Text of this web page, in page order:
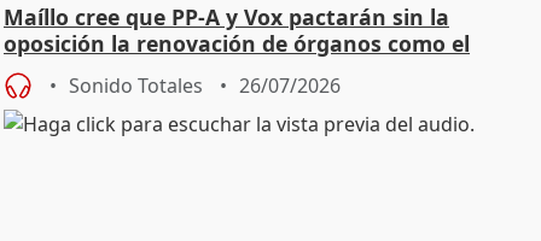
Maíllo cree que PP-A y Vox pactarán sin la
oposición la renovación de órganos como el
Defensor
Sonido Totales 26/07/2026